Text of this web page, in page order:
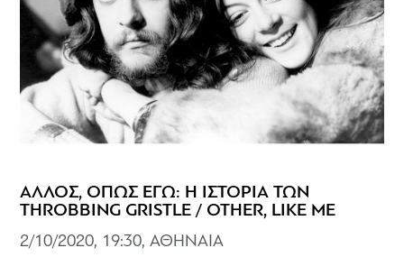
ΑΛΛΟΣ, ΟΠΩΣ ΕΓΩ: Η ΙΣΤΟΡΙΑ ΤΩΝ
THROBBING GRISTLE / OTHER, LIKE ME
2/10/2020, 19:30, ΑΘΗΝΑΙΑ